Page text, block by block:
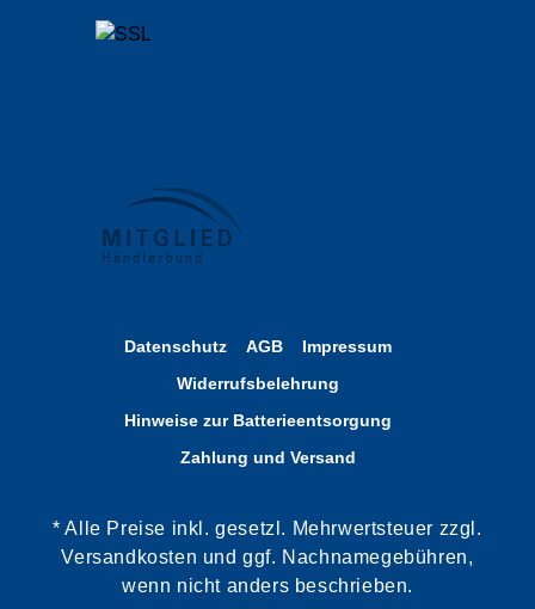
Datenschutz AGB
Impressum
Widerrufsbelehrung
Hinweise zur Batterieentsorgung
Zahlung und Versand
* Alle Preise inkl. gesetzl. Mehrwertsteuer zzgl.
Versandkosten und ggf. Nachnamegebühren,
wenn nicht anders beschrieben.